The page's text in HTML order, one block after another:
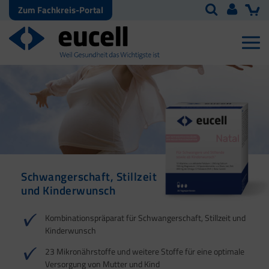
Zum Fachkreis-Portal
Schwangerschaft, Stillzeit
und Kinderwunsch
Kombinationspräparat für Schwangerschaft, Stillzeit und
Kinderwunsch
23 Mikronährstoffe und weitere Stoffe für eine optimale
Versorgung von Mutter und Kind
6 Kulturen und Vitamin D
Für Energie | Herz |
Blutdruck | Muskeln
1 2
3
4
Omega-3-Fettsäuren
sowie Vitamin D und E
1 2
3